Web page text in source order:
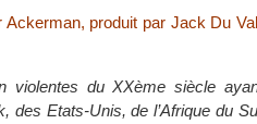
produit par Jack Du
du XXème siècle
des Etats-Unis, de l’Afrique du